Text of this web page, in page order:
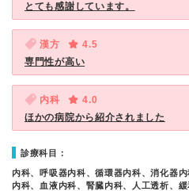
とても感謝しています。
漢方
4.5
専門性が高い
内科
4.0
ほかの病院から紹介されました
診療科目：
内科、呼吸器内科、循環器内科、消化器
内科、血液内科、腎臓内科、人工透析、